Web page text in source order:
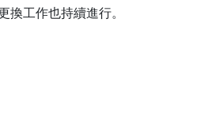
換工作也持續進行。